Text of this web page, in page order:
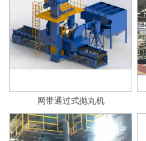
网带通过式抛丸机